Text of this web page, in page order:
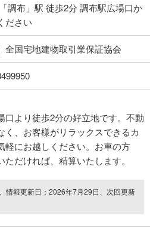
調布」駅 徒歩2分 調布駅広場口か
ださい
全国宅地建物取引業保証協会
口より徒歩2分の好立地です。不動
く、お客様がリラックスできるカ
軽にお越しください。お車の方
だければ、精算いたします。
情報更新日：2026年7月29日、次回更新